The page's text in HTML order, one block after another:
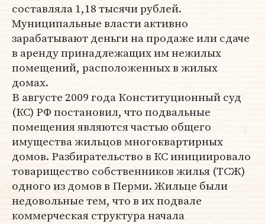
составляла 1,18 тысячи рублей.
Муниципальные власти активно
зарабатывают деньги на продаже или сдаче
в аренду принадлежащих им нежилых
помещений, расположенных в жилых
домах.
В августе 2009 года Конституционный суд
(КС) РФ постановил, что подвальные
помещения являются частью общего
имущества жильцов многоквартирных
домов. Разбирательство в КС инициировало
товарищество собственников жилья (ТСЖ)
одного из домов в Перми. Жильце были
недовольные тем, что в их подвале
коммерческая структура начала